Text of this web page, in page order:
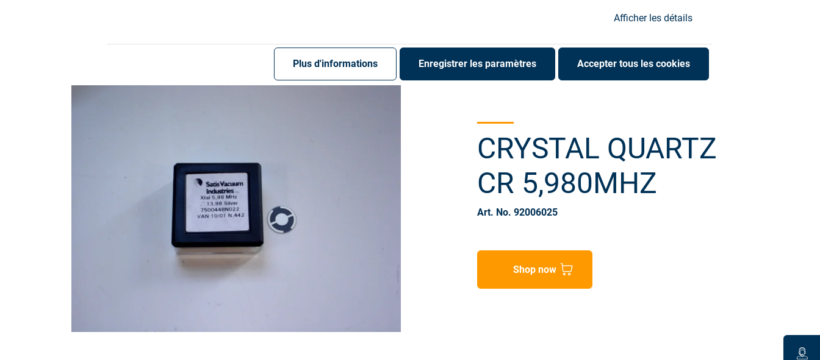
Afficher les détails
Plus d'informations Enregistrer les paramètres Accepter tous les cookies
CRYSTAL QUARTZ
CR 5,980MHZ
Art. No. 92006025
Shop now